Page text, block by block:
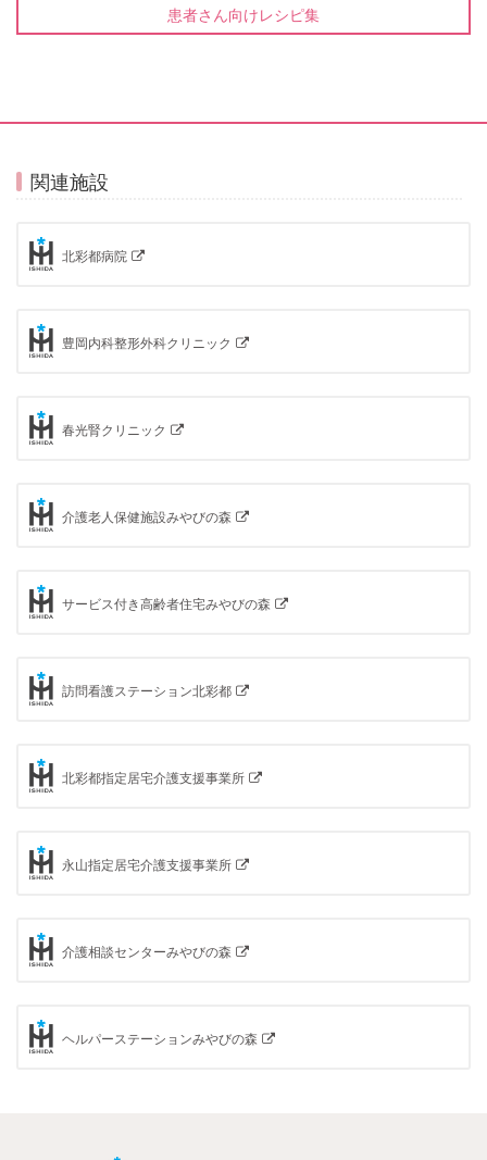
患者さん向けレシピ集
関連施設
北彩都病院
豊岡内科整形外科クリニック
春光腎クリニック
介護老人保健施設みやびの森
サービス付き高齢者住宅みやびの森
訪問看護ステーション北彩都
北彩都指定居宅介護支援事業所
永山指定居宅介護支援事業所
介護相談センターみやびの森
ヘルパーステーションみやびの森